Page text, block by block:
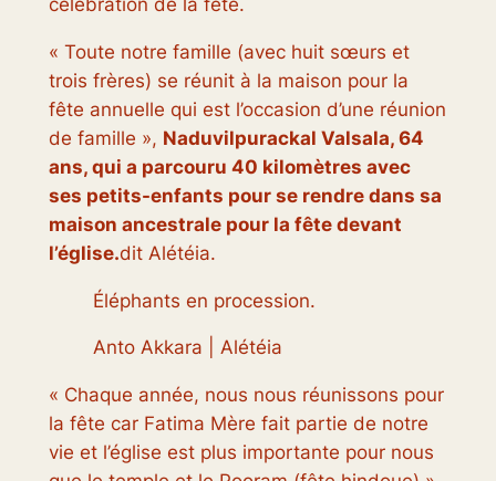
célébration de la fête.
« Toute notre famille (avec huit sœurs et
trois frères) se réunit à la maison pour la
fête annuelle qui est l’occasion d’une réunion
de famille », Naduvilpurackal Valsala, 64
ans, qui a parcouru 40 kilomètres avec
ses petits-enfants pour se rendre dans sa
maison ancestrale pour la fête devant
l’église.dit Alétéia.
Éléphants en procession.
Anto Akkara | Alétéia
« Chaque année, nous nous réunissons pour
la fête car Fatima Mère fait partie de notre
vie et l’église est plus importante pour nous